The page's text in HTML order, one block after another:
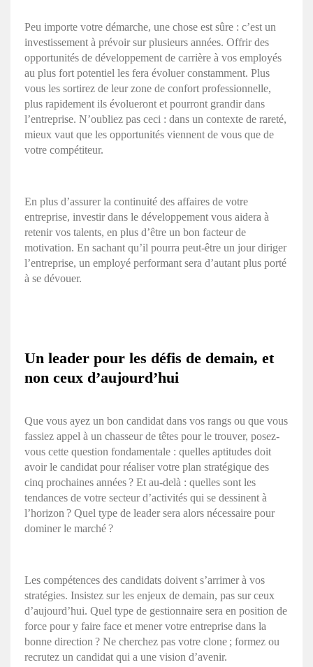
Peu importe votre démarche, une chose est sûre : c’est un
investissement à prévoir sur plusieurs années. Offrir des
opportunités de développement de carrière à vos employés
au plus fort potentiel les fera évoluer constamment. Plus
vous les sortirez de leur zone de confort professionnelle,
plus rapidement ils évolueront et pourront grandir dans
l’entreprise. N’oubliez pas ceci : dans un contexte de rareté,
mieux vaut que les opportunités viennent de vous que de
votre compétiteur.
En plus d’assurer la continuité des affaires de votre
entreprise, investir dans le développement vous aidera à
retenir vos talents, en plus d’être un bon facteur de
motivation. En sachant qu’il pourra peut-être un jour diriger
l’entreprise, un employé performant sera d’autant plus porté
à se dévouer.
Un leader pour les défis de demain, et
non ceux d’aujourd’hui
Que vous ayez un bon candidat dans vos rangs ou que vous
fassiez appel à un chasseur de têtes pour le trouver, posez-
vous cette question fondamentale : quelles aptitudes doit
avoir le candidat pour réaliser votre plan stratégique des
cinq prochaines années ? Et au-delà : quelles sont les
tendances de votre secteur d’activités qui se dessinent à
l’horizon ? Quel type de leader sera alors nécessaire pour
dominer le marché ?
Les compétences des candidats doivent s’arrimer à vos
stratégies. Insistez sur les enjeux de demain, pas sur ceux
d’aujourd’hui. Quel type de gestionnaire sera en position de
force pour y faire face et mener votre entreprise dans la
bonne direction ? Ne cherchez pas votre clone ; formez ou
recrutez un candidat qui a une vision d’avenir.